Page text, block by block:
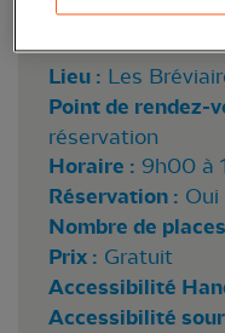
Lieu : Les
Point de rendez-
réservation
Horaire : 9h00 à
Réservation : Oui
Nombre de
Prix : Gratuit
Accessibilité
Accessibilité